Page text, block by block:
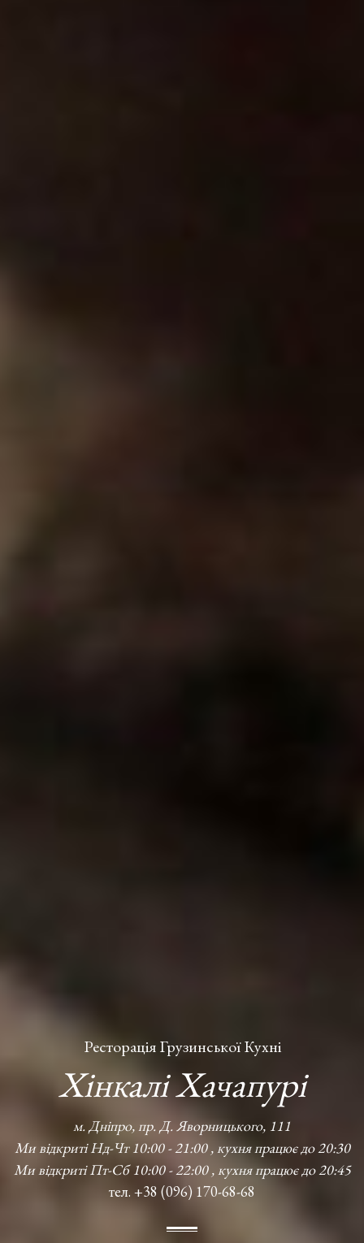
Ресторація Грузинської Кухні
Хінкалі Хачапурі
м. Дніпро, пр. Д. Яворницького, 111
Ми відкриті Нд-Чт 10:00 - 21:00 , кухня працює до 20:30
Ми відкриті Пт-Сб 10:00 - 22:00 , кухня працює до 20:45
тел. +38 (096) 170-68-68